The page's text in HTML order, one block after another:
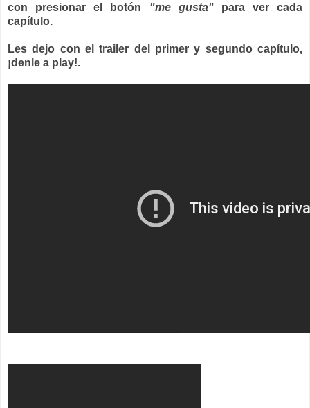
con presionar el botón "me gusta"para ver cada
capítulo.
Les dejo con el trailer del primer y segundo capítulo,
¡denle a play!.